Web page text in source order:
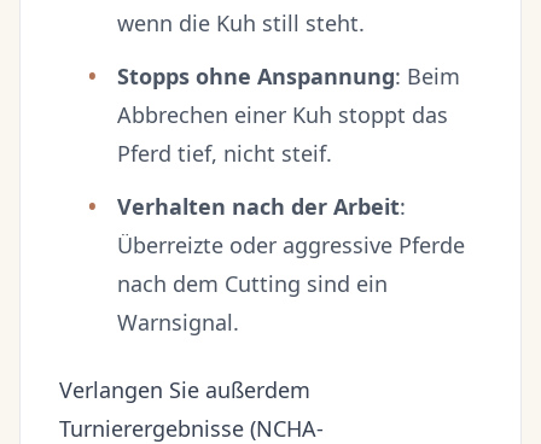
wenn die Kuh still steht.
Stopps ohne Anspannung: Beim
Abbrechen einer Kuh stoppt das
Pferd tief, nicht steif.
Verhalten nach der Arbeit:
Überreizte oder aggressive Pferde
nach dem Cutting sind ein
Warnsignal.
Verlangen Sie außerdem
Turnierergebnisse (NCHA-